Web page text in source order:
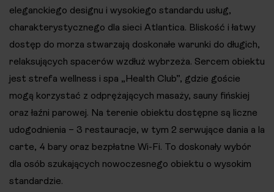
eleganckiego designu i wysokiego standardu usług,
charakterystycznego dla sieci Atlantica. Bliskość i łatwy
dostęp do morza stwarzają doskonałe warunki do długich,
relaksujących spacerów wzdłuż wybrzeża. Sercem obiektu
jest strefa wellness i spa „Health Club”, gdzie goście
mogą korzystać z odprężających masaży, sauny fińskiej
oraz łaźni parowej. Na terenie obiektu dostępne są liczne
udogodnienia – 3 restauracje, w tym 2 serwujące dania a la
carte, 4 bary oraz bezpłatne Wi-Fi. To doskonały wybór
dla osób szukających nowoczesnego obiektu o wysokim
standardzie.